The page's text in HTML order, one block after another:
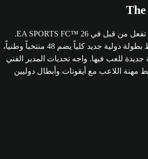
The
اختبر لعبة العالم كما لم تفعل من قبل في EA SPORTS FC™ 26.
يقدم التحديث الأخير نمط بطولة دولية جديد كلياً يضم 48 منتخباً وطنياً،
للعب فيها. واجه تحديات المدير الفني
مهنة اللاعب مع أيقونات وأبطال دوليين